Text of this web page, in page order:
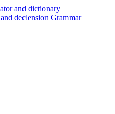
and declension Grammar